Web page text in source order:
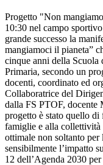
Progetto "Non
10:30 nel campo
grande successo la
mangiamoci il pianeta”
cinque anni della Scuola
Primaria, secondo un
docenti, coordinato ed
Collaboratrice del
dalla FS PTOF, docente
progetto è stato quello
famiglie e alla collettività
ottimale non soltanto per
sensibilmente l’impatto
12 dell’Agenda 2030